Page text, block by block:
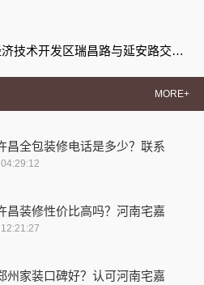
详细地址：河南省许昌市经济技术开发区瑞昌路与延安路交叉口向西200米路北008号许昌泷阳实业有限公司院内南侧厂房西部1栋101室
MORE+
昌全包装修电话是多少？联系
昌装修性价比高吗？河南宅嘉
州家装口碑好？认可河南宅嘉